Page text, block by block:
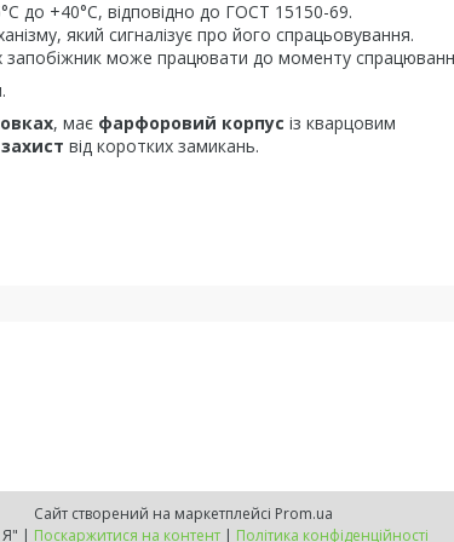
до +40°C, відповідно до ГОСТ 15150-69.
який сигналізує про його спрацьовування.
запобіжник може працювати до моменту
, має фарфоровий корпус із кварцовим
від коротких замикань.
Сайт створений на маркетплейсі Prom.ua
"Ампер і Я" | Поскаржитися на контент | Політика конфіденційності